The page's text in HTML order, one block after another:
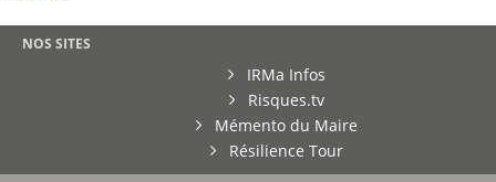
NOS SITES
IRMa Infos
Risques.tv
Mémento du Maire
Résilience Tour